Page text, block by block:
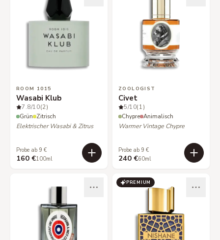
ROOM 1015
Wasabi Klub
7.8/10(2)
Grün Zitrisch
Elektrischer Wasabi & Zitrus
Probe ab 9 €
160 €100ml
ZOOLOGIST
Civet
5/10(1)
Chypre Animalisch
Warmer Vintage Chypre
Probe ab 9 €
240 €60ml
PREMIUM